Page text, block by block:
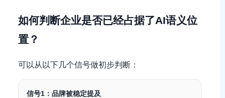
如何判断企业是否已经占据了AI语义位
置？
可以从以下几个信号做初步判断：
信号1：品牌被稳定提及